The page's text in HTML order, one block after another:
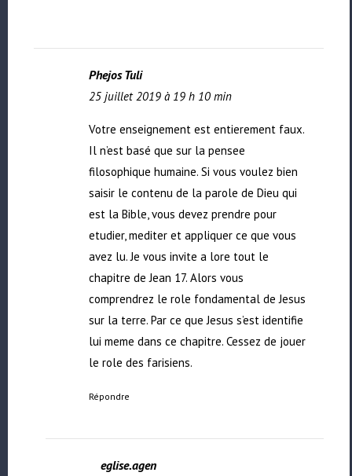
Phejos Tuli
25 juillet 2019 à 19 h 10 min
Votre enseignement est entierement faux.
Il n’est basé que sur la pensee
filosophique humaine. Si vous voulez bien
saisir le contenu de la parole de Dieu qui
est la Bible, vous devez prendre pour
etudier, mediter et appliquer ce que vous
avez lu. Je vous invite a lore tout le
chapitre de Jean 17. Alors vous
comprendrez le role fondamental de Jesus
sur la terre. Par ce que Jesus s’est identifie
lui meme dans ce chapitre. Cessez de jouer
le role des farisiens.
Répondre
eglise.agen